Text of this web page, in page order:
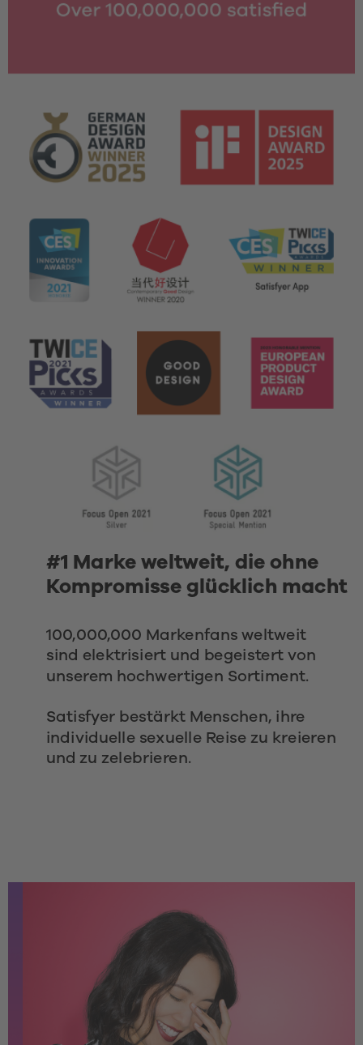
#1 Marke weltweit, die ohne
Kompromisse glücklich macht
100,000,000 Markenfans weltweit
sind elektrisiert und begeistert von
unserem hochwertigen Sortiment.
Satisfyer bestärkt Menschen, ihre
individuelle sexuelle Reise zu kreieren
und zu zelebrieren.